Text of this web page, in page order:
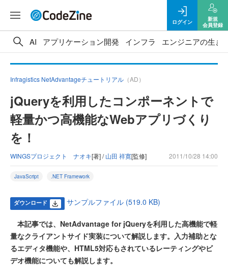
ログイン
新規
会員登録
AI アプリケーション開発 インフラ エンジニアの生き
Infragistics NetAdvantageチュートリアル （AD）
jQueryを利用したコンポーネントで
軽量かつ高機能なWebアプリづくり
を！
WINGSプロジェクト ナオキ[著] /山田 祥寛[監修] 2011/10/28 14:00
JavaScript .NET Framework
ダウンロード サンプルファイル (519.0 KB)
本記事では、NetAdvantage for jQueryを利用した高機能で軽
量なクライアントサイド実装について解説します。入力補助とな
るエディタ機能や、HTML5対応もされているレーティングやビ
デオ機能についても解説します。